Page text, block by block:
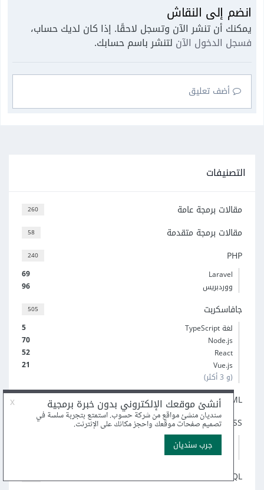
انضم إلى النقاش
يمكنك أن تنشر الآن وتسجل لاحقًا. إذا كان لديك حساب،
فسجل الدخول الآن لتنشر باسم حسابك.
أضف تعليق
التصنيفات
260 مقالات برمجة عامة
58 مقالات برمجة متقدمة
240 PHP
69
Laravel
96
ووردبريس
505 جافاسكربت
5
لغة TypeScript
70
Node.js
52
React
21
Vue.js
(و 3 أكثر)
HTML
215 CSS
إطار عمل Bootstrap
SQL